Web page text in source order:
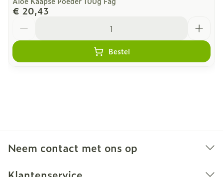
€ 20,43
Bestel
Neem contact met ons op